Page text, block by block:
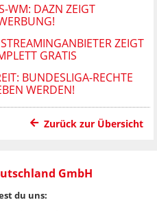
WM: DAZN ZEIGT
ZEIGT
GRATIS
BUNDESLIGA-RECHTE
WERDEN!
Zurück zur Übersicht
GmbH
du uns: